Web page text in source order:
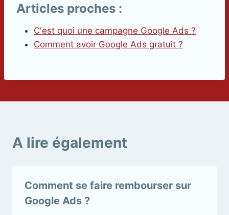
Articles proches :
C'est quoi une campagne Google Ads ?
Comment avoir Google Ads gratuit ?
A lire également
Comment se faire rembourser sur
Google Ads ?